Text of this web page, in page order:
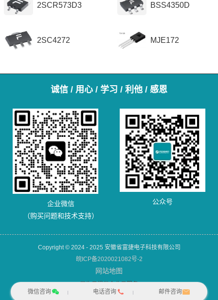
2SCR573D3 BSS4350D
2SC4272 MJE172
诚信 / 用心 / 学习 / 利他 / 感恩
企业微信
（购买问题和技术支持）
公众号
Copyright © 2024 - 2025 安徽省富捷电子科技有限公司
皖ICP备2020021082号-2
网站地图
微信咨询
电话咨询 邮件咨询